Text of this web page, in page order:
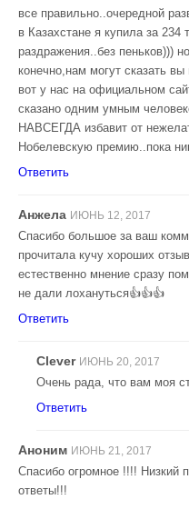
все правильно..очередной
в Казахстане я купила за
раздражения..без пеньков)))
конечно,нам могут сказать
вот у нас на официальном
сказано одним умным
НАВСЕГДА избавит от
Нобелевскую премию..пока
Ответить
Анжела ИЮНЬ 12, 2017
Спасибо большое за ваш
прочитала кучу хороших
естественно мнение сразу
не дали лохануться👍👍👍
Ответить
Clever ИЮНЬ 20, 2017
Очень рада, что вам моя
Ответить
Аноним ИЮНЬ 21, 2017
Спасибо огромное !!!! Низкий
ответы!!!